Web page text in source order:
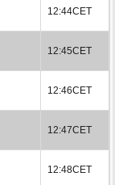
12:44CET
12:45CET
12:46CET
12:47CET
12:48CET